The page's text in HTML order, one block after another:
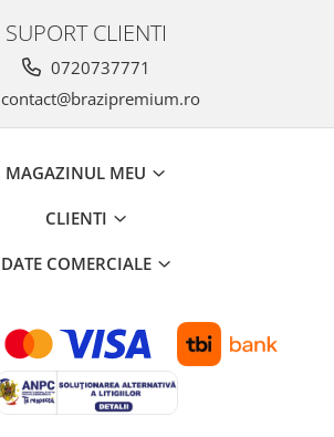
SUPORT CLIENTI
0720737771
contact@brazipremium.ro
MAGAZINUL MEU
CLIENTI
DATE COMERCIALE